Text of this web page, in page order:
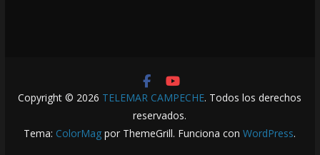
Copyright © 2026 TELEMAR CAMPECHE. Todos los derechos
reservados.
Tema: ColorMag por ThemeGrill. Funciona conWordPress.